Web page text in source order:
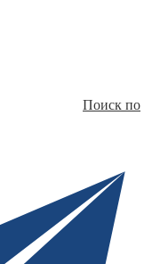
Поиск по